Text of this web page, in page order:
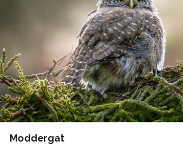
Moddergat